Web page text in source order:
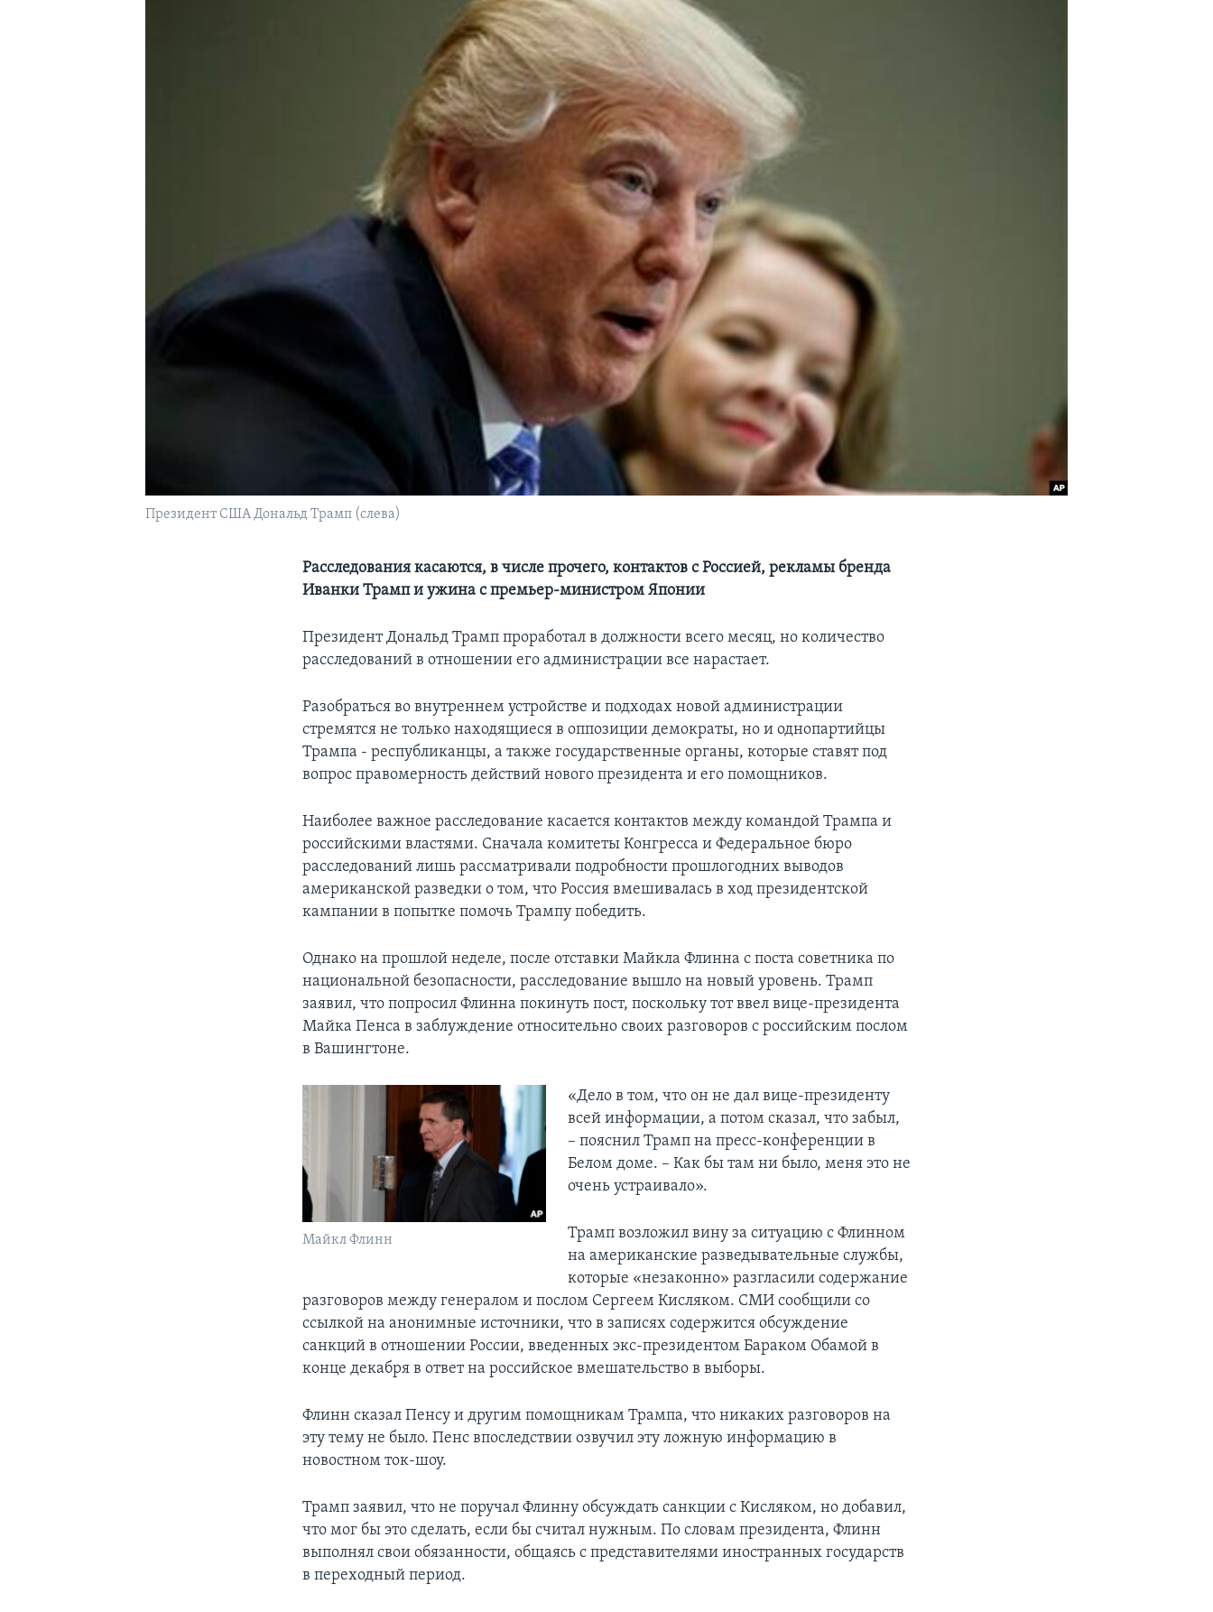
Президент США Дональд Трамп (слева)
Расследования касаются, в числе прочего, контактов с Россией, рекламы бренда
Иванки Трамп и ужина с премьер-министром Японии
Президент Дональд Трамп проработал в должности всего месяц, но количество
расследований в отношении его администрации все нарастает.
Разобраться во внутреннем устройстве и подходах новой администрации
стремятся не только находящиеся в оппозиции демократы, но и однопартийцы
Трампа - республиканцы, а также государственные органы, которые ставят под
вопрос правомерность действий нового президента и его помощников.
Наиболее важное расследование касается контактов между командой Трампа и
российскими властями. Сначала комитеты Конгресса и Федеральное бюро
расследований лишь рассматривали подробности прошлогодних выводов
американской разведки о том, что Россия вмешивалась в ход президентской
кампании в попытке помочь Трампу победить.
Однако на прошлой неделе, после отставки Майкла Флинна с поста советника по
национальной безопасности, расследование вышло на новый уровень. Трамп
заявил, что попросил Флинна покинуть пост, поскольку тот ввел вице-президента
Майка Пенса в заблуждение относительно своих разговоров с российским послом
в Вашингтоне.
Майкл Флинн
«Дело в том, что он не дал вице-президенту
всей информации, а потом сказал, что забыл,
– пояснил Трамп на пресс-конференции в
Белом доме. – Как бы там ни было, меня это не
очень устраивало».
Трамп возложил вину за ситуацию с Флинном
на американские разведывательные службы,
которые «незаконно» разгласили содержание
разговоров между генералом и послом Сергеем Кисляком. СМИ сообщили со
ссылкой на анонимные источники, что в записях содержится обсуждение
санкций в отношении России, введенных экс-президентом Бараком Обамой в
конце декабря в ответ на российское вмешательство в выборы.
Флинн сказал Пенсу и другим помощникам Трампа, что никаких разговоров на
эту тему не было. Пенс впоследствии озвучил эту ложную информацию в
новостном ток-шоу.
Трамп заявил, что не поручал Флинну обсуждать санкции с Кисляком, но добавил,
что мог бы это сделать, если бы считал нужным. По словам президента, Флинн
выполнял свои обязанности, общаясь с представителями иностранных государств
в переходный период.